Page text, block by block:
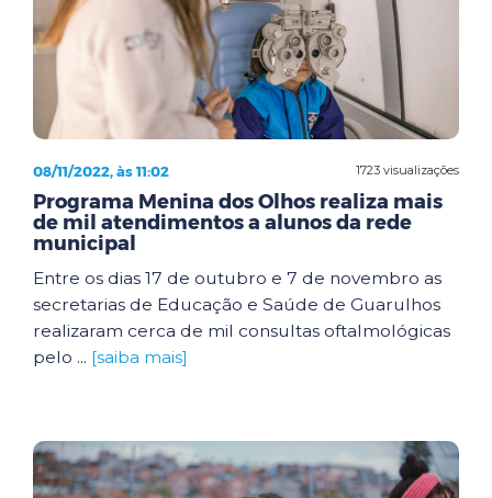
1723 visualizações
08/11/2022, às 11:02
Programa Menina dos Olhos realiza mais
de mil atendimentos a alunos da rede
municipal
Entre os dias 17 de outubro e 7 de novembro as
secretarias de Educação e Saúde de Guarulhos
realizaram cerca de mil consultas oftalmológicas
pelo ... [saiba mais]